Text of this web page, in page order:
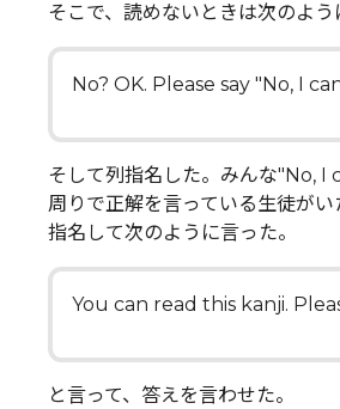
そこで、読めないときは次のよう
No? OK. Please say "No, I
そして列指名した。みんな"No, I
周りで正解を言っている生徒がい
指名して次のように言った。
You can read this kanji.
と言って、答えを言わせた。